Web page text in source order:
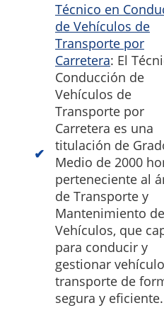
Técnico en
de Vehículos de
Transporte por
Carretera: El
Conducción de
Vehículos de
Transporte por
Carretera es una
titulación de
Medio de 2000
perteneciente al
de Transporte y
Mantenimiento de
Vehículos, que
para conducir y
gestionar
transporte de
segura y eficiente.